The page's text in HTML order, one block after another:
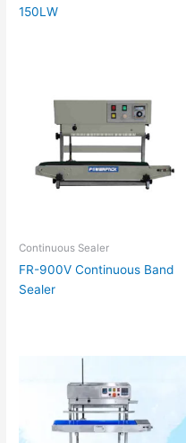
150LW
Continuous Sealer
FR-900V Continuous Band
Sealer